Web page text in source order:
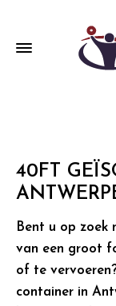
40FT
Bent u op zoek
van een groot
of te
container in